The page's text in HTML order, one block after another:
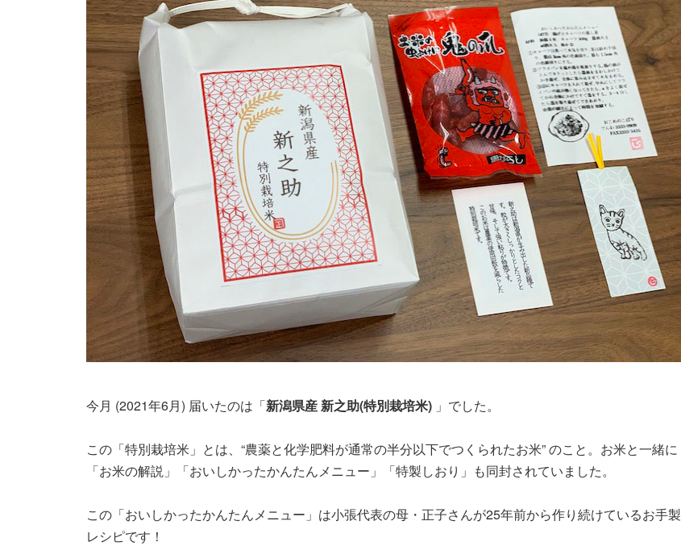
今月 (2021年6月) 届いたのは「新潟県産 新之助(特別栽培米) 」でした。
この「特別栽培米」とは、“農薬と化学肥料が通常の半分以下でつくられたお米” のこと。お米と一緒に
「お米の解説」「おいしかったかんたんメニュー」「特製しおり」も同封されていました。
この「おいしかったかんたんメニュー」は小張代表の母・正子さんが25年前から作り続けているお手製
レシピです！